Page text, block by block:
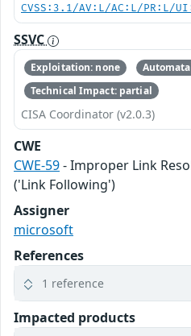
CVSS:3.1/AV:L/AC:L/PR:L/
SSVC
Exploitation: none
Technical Impact: partial
CISA Coordinator (v2.0.3)
CWE
CWE-59- Improper Link
('Link Following')
Assigner
microsoft
References
1 reference
Impacted products